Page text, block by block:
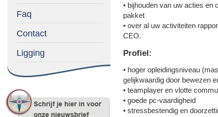
Faq
Contact
Ligging
• bijhouden van uw acties en
pakket
• over al uw activiteiten
CEO.
Profiel:
• hoger opleidingsniveau
gelijkwaardig door bewezen
• teamplayer en vlotte
• goede pc-vaardigheid
• stressbestendig en